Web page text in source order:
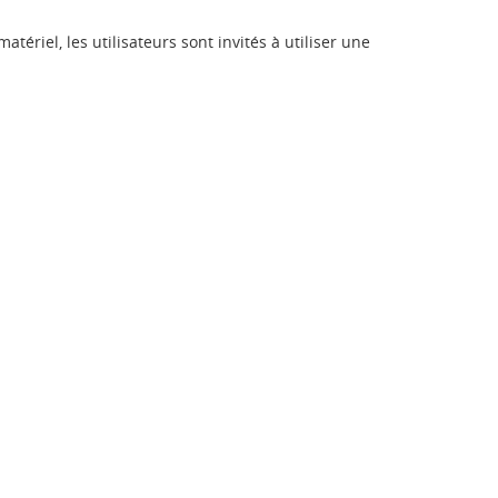
les utilisateurs sont invités à utiliser une